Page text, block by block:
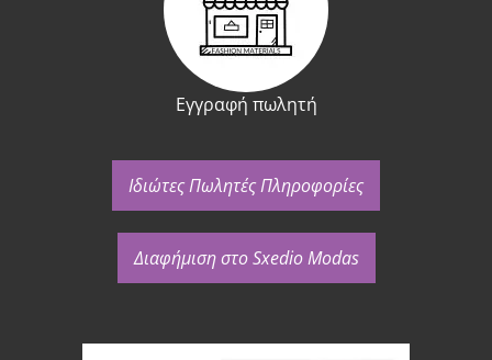
Εγγραφή πωλητή
Ιδιώτες Πωλητές Πληροφορίες
Διαφήμιση στο Sxedio Modas